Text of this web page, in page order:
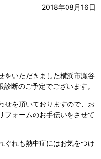
2018年08月16日
をいただきました横浜市瀬谷
断のご予定でございます。
せを頂いておりますので、お
フォームのお手伝いをさせて
ぐれも熱中症にはお気をつけ